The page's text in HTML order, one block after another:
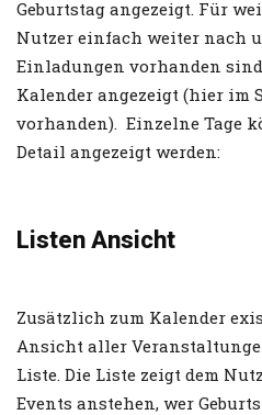
Geburtstag angezeigt. Für
Nutzer einfach weiter nach
Einladungen vorhanden sind
Kalender angezeigt (hier im
vorhanden). Einzelne Tage
Detail angezeigt werden:
Listen Ansicht
Zusätzlich zum Kalender
Ansicht aller
Liste. Die Liste zeigt dem
Events anstehen, wer